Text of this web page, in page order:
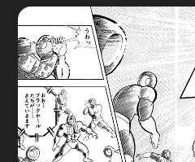
最新情報
アニメ
コミックス
特集